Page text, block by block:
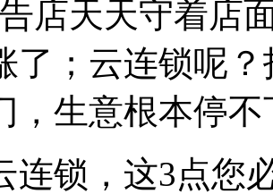
店天天守着店
了；云连锁呢
，生意根本停不
连锁，这3点您